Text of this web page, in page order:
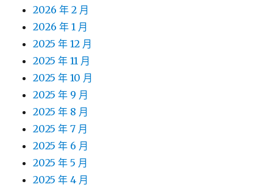
2026 年 2 月
2026 年 1 月
2025 年 12 月
2025 年 11 月
2025 年 10 月
2025 年 9 月
2025 年 8 月
2025 年 7 月
2025 年 6 月
2025 年 5 月
2025 年 4 月